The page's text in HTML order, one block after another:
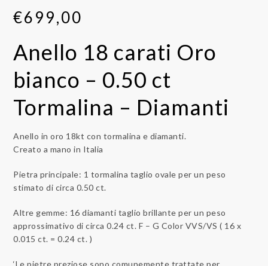
€699,00
Anello 18 carati Oro
bianco – 0.50 ct
Tormalina – Diamanti
Anello in oro 18kt con tormalina e diamanti.
Creato a mano in Italia
Pietra principale: 1 tormalina taglio ovale per un peso
stimato di circa 0.50 ct.
Altre gemme: 16 diamanti taglio brillante per un peso
approssimativo di circa 0.24 ct. F – G Color VVS/VS ( 16 x
0.015 ct. = 0.24 ct. )